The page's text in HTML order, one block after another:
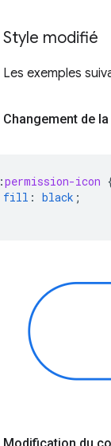
Style modifié
Les exemples
Changement de
permission-icon
fill : black ;